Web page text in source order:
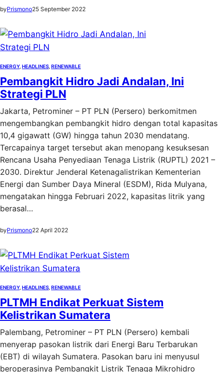
byPrismono25 September 2022
ENERGY, HEADLINES RENEWABLE
Pembangkit Hidro Jadi Andalan, Ini
Strategi PLN
Jakarta, Petrominer – PT PLN (Persero) berkomitmen
mengembangkan pembangkit hidro dengan total kapasitas
10,4 gigawatt (GW) hingga tahun 2030 mendatang.
Tercapainya target tersebut akan menopang kesuksesan
Rencana Usaha Penyediaan Tenaga Listrik (RUPTL) 2021 –
2030. Direktur Jenderal Ketenagalistrikan Kementerian
Energi dan Sumber Daya Mineral (ESDM), Rida Mulyana,
mengatakan hingga Februari 2022, kapasitas litrik yang
berasal…
byPrismono22 April 2022
ENERGY, HEADLINES RENEWABLE
PLTMH Endikat Perkuat Sistem
Kelistrikan Sumatera
Palembang, Petrominer – PT PLN (Persero) kembali
menyerap pasokan listrik dari Energi Baru Terbarukan
(EBT) di wilayah Sumatera. Pasokan baru ini menyusul
beroperasinya Pembangkit Listrik Tenaga Mikrohidro